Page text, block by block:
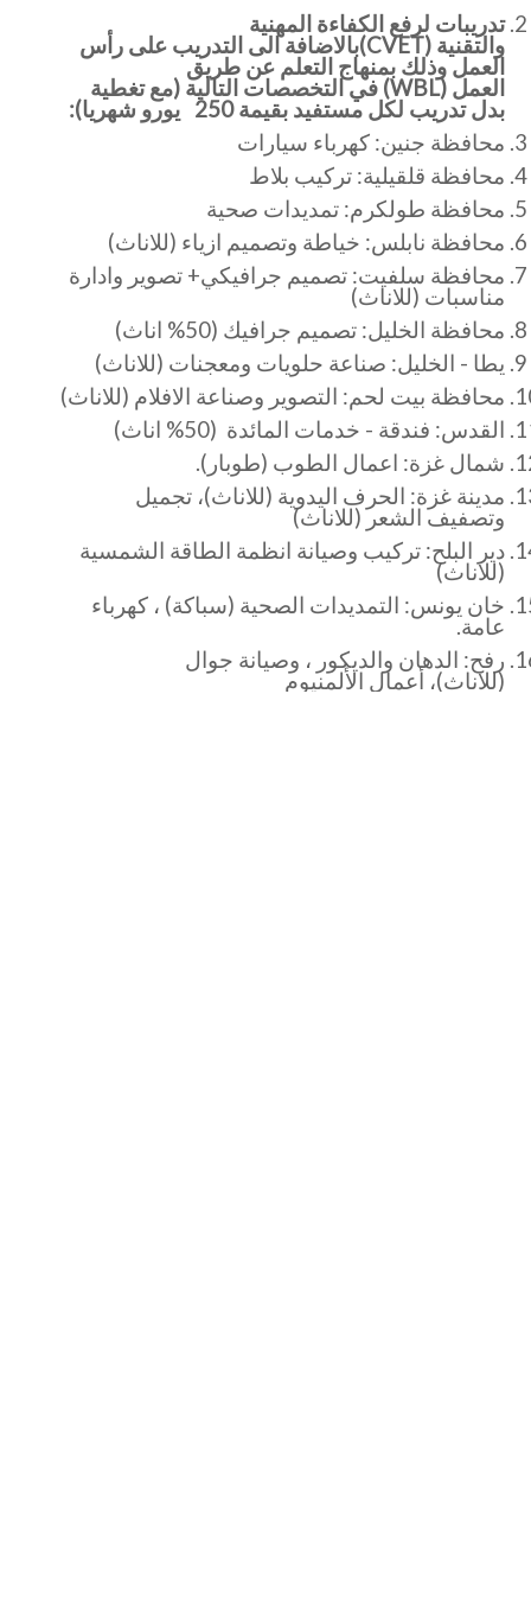
تدريبات لرفع الكفاءة المهنية
والتقنية(CVET)
بالاضافة الى التدريب على رأس
العمل وذلك بمنهاج التعلم عن طريق
العمل(WBL)
في التخصصات التالية (مع تغطية
بدل تدريب لكل مستفيد بقيمة250 يورو شهريا):
محافظة جنين: كهرباء سيارات
محافظة قلقيلية: تركيب بلاط
محافظة طولكرم: تمديدات صحية
محافظة نابلس: خياطة وتصميم ازياء (للاناث)
محافظة سلفيت: تصميم جرافيكي+ تصوير وادارة
مناسبات (للاناث)
محافظة الخليل: تصميم جرافيك (50% اناث)
يطا - الخليل: صناعة حلويات ومعجنات (للاناث)
محافظة بيت لحم: التصوير وصناعة الافلام (للاناث)
القدس: فندقة - خدمات المائدة (50% اناث)
شمال غزة: اعمال الطوب (طوبار).
مدينة غزة: الحرف اليدوية (للاناث)، تجميل
وتصفيف الشعر (للاناث)
دير البلح: تركيب وصيانة انظمة الطاقة الشمسية
(للاناث)
خان يونس: التمديدات الصحية (سباكة) ، كهرباء
عامة.
رفح: الدهان والديكور ، وصيانة جوال
(للاناث)، أعمال الألمنيوم